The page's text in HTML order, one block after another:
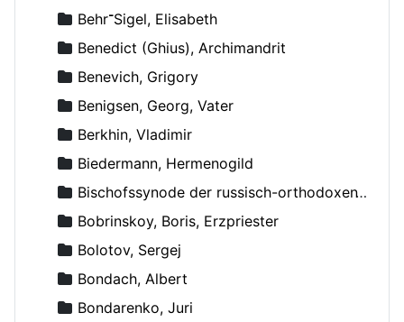
Behr־Sigel, Elisabeth
Benedict (Ghius), Archimandrit
Benevich, Grigory
Benigsen, Georg, Vater
Berkhin, Vladimir
Biedermann, Hermenogild
Bischofssynode der russisch-orthodoxen Kirche
Bobrinskoy, Boris, Erzpriester
Bolotov, Sergej
Bondach, Albert
Bondarenko, Juri